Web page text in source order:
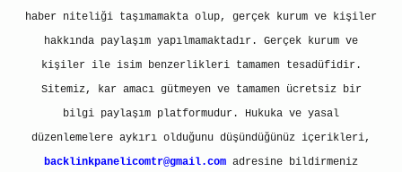
haber niteliği taşımamakta olup, gerçek kurum ve kişiler
hakkında paylaşım yapılmamaktadır. Gerçek kurum ve
kişiler ile isim benzerlikleri tamamen tesadüfidir.
Sitemiz, kar amacı gütmeyen ve tamamen ücretsiz bir
bilgi paylaşım platformudur. Hukuka ve yasal
düzenlemelere aykırı olduğunu düşündüğünüz içerikleri,
backlinkpanelicomtr@gmail.com adresine bildirmeniz